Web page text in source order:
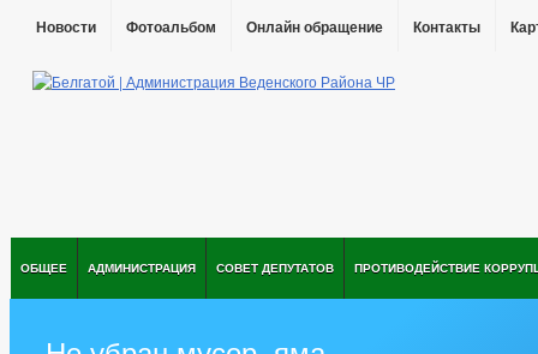
Новости Фотоальбом Онлайн обращение Контакты
ОБЩЕЕ АДМИНИСТРАЦИЯ СОВЕТ ДЕПУТАТОВ ПРОТИВОДЕЙСТВИЕ